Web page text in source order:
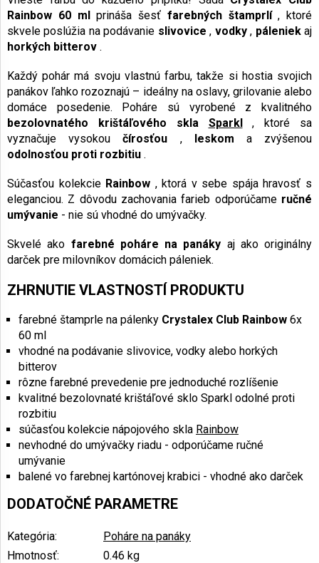
Rainbow 60 mlprináša šesť farebných štamprlí, ktoré
skvele poslúžia na podávanie slivovice , vodky, páleniekaj
horkých bitterov .
Každý pohár má svoju vlastnú farbu, takže si hostia svojich
panákov ľahko rozoznajú – ideálny na oslavy, grilovanie alebo
domáce posedenie. Poháre sú vyrobené z kvalitného
bezolovnatého krištáľového skla Sparkl, ktoré sa
vyznačuje vysokoučírosťou , leskom a zvýšenou
odolnosťou proti rozbitiu .
Súčasťou kolekcie Rainbow , ktorá v sebe spája hravosť s
eleganciou. Z dôvodu zachovania farieb odporúčame ručné
umývanie - nie sú vhodné do umývačky.
Skvelé ako farebné poháre na panáky aj ako originálny
darček pre milovníkov domácich páleniek.
ZHRNUTIE VLASTNOSTÍ PRODUKTU
farebné štamprle na pálenky Crystalex Club Rainbow 6x
60 ml
vhodné na podávanie slivovice, vodky alebo horkých
bitterov
rôzne farebné prevedenie pre jednoduché rozlíšenie
kvalitné bezolovnaté krištáľové sklo Sparkl odolné proti
rozbitiu
súčasťou kolekcie nápojového skla Rainbow
nevhodné do umývačky riadu - odporúčame ručné
umývanie
balené vo farebnej kartónovej krabici - vhodné ako darček
DODATOČNÉ PARAMETRE
Kategória:
Poháre na panáky
Hmotnosť:
0.46 kg